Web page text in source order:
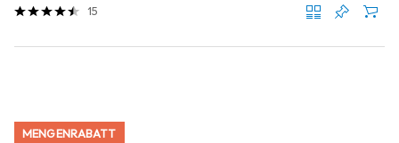
15
MENGENRABATT